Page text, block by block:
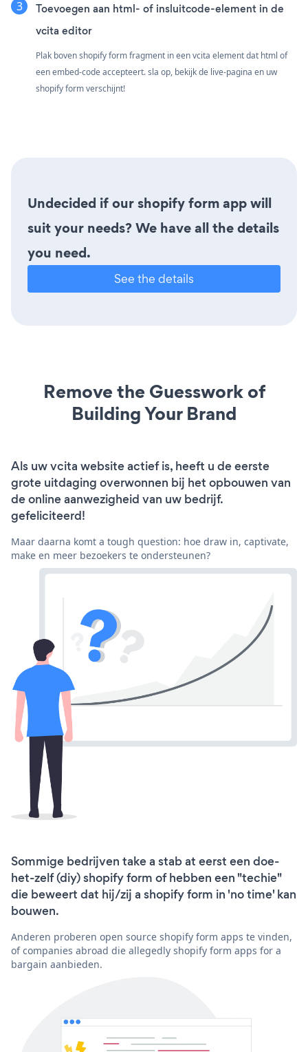
Toevoegen aan html- of insluitcode-element in de
vcita editor
Plak boven shopify form fragment in een vcita element dat html of
een embed-code accepteert. sla op, bekijk de live-pagina en uw
shopify form verschijnt!
Undecided if our shopify form app will
suit your needs? We have all the details
you need.
See the details
Remove the Guesswork of
Building Your Brand
Als uw vcita website actief is, heeft u de eerste
grote uitdaging overwonnen bij het opbouwen van
de online aanwezigheid van uw bedrijf.
gefeliciteerd!
Maar daarna komt a tough question: hoe draw in, captivate,
make en meer bezoekers te ondersteunen?
Sommige bedrijven take a stab at eerst een doe-
het-zelf (diy) shopify form of hebben een "techie"
die beweert dat hij/zij a shopify form in 'no time' kan
bouwen.
Anderen proberen open source shopify form apps te vinden,
of companies abroad die allegedly shopify form apps for a
bargain aanbieden.